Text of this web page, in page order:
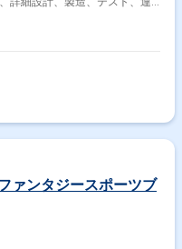
ァンタジースポーツブ